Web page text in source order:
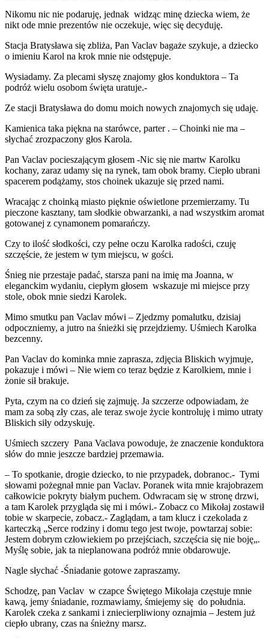
Nikomu nic nie podaruję, jednak widząc minę dziecka wiem, że
nikt ode mnie prezentów nie oczekuje, więc się decyduję.
Stacja Bratysława się zbliża, Pan Vaclav bagaże szykuje, a dziecko
o imieniu Karol na krok mnie nie odstępuje.
Wysiadamy. Za plecami słyszę znajomy głos konduktora – Ta
podróż wielu osobom święta uratuje.-
Ze stacji Bratysława do domu moich nowych znajomych się udaję.
Kamienica taka piękna na starówce, parter . – Choinki nie ma –
słychać zrozpaczony głos Karola.
Pan Vaclav pocieszającym głosem -Nic się nie martw Karolku
kochany, zaraz udamy się na rynek, tam obok bramy. Ciepło ubrani
spacerem podążamy, stos choinek ukazuje się przed nami.
Wracając z choinką miasto pięknie oświetlone przemierzamy. Tu
pieczone kasztany, tam słodkie obwarzanki, a nad wszystkim aromat
gotowanej z cynamonem pomarańczy.
Czy to ilość słodkości, czy pełne oczu Karolka radości, czuję
szczęście, że jestem w tym miejscu, w gości.
Śnieg nie przestaje padać, starsza pani na imię ma Joanna, w
eleganckim wydaniu, ciepłym głosem wskazuje mi miejsce przy
stole, obok mnie siedzi Karolek.
Mimo smutku pan Vaclav mówi – Zjedzmy pomalutku, dzisiaj
odpoczniemy, a jutro na śnieżki się przejdziemy. Uśmiech Karolka
bezcenny.
Pan Vaclav do kominka mnie zaprasza, zdjęcia Bliskich wyjmuje,
pokazuje i mówi – Nie wiem co teraz będzie z Karolkiem, mnie i
żonie sił brakuje.
Pyta, czym na co dzień się zajmuję. Ja szczerze odpowiadam, że
mam za sobą zły czas, ale teraz swoje życie kontroluję i mimo utraty
Bliskich siły odzyskuję.
Uśmiech szczery Pana Vaclava powoduje, że znaczenie konduktora
słów do mnie jeszcze bardziej przemawia.
– To spotkanie, drogie dziecko, to nie przypadek, dobranoc.- Tymi
słowami pożegnał mnie pan Vaclav. Poranek wita mnie krajobrazem
całkowicie pokryty białym puchem. Odwracam się w stronę drzwi,
a tam Karolek przygląda się mi i mówi.- Zobacz co Mikołaj zostawił
tobie w skarpecie, zobacz.- Zaglądam, a tam klucz i czekolada z
karteczką „Serce rodziny i domu tego jest twoje, powtarzaj sobie:
Jestem dobrym człowiekiem po przejściach, szczęścia się nie boję„.
Myślę sobie, jak ta nieplanowana podróż mnie obdarowuje.
Nagle słychać -Śniadanie gotowe zapraszamy.
Schodzę, pan Vaclav w czapce Świętego Mikołaja częstuje mnie
kawą, jemy śniadanie, rozmawiamy, śmiejemy się do południa.
Karolek czeka z sankami i zniecierpliwiony oznajmia – Jestem już
ciepło ubrany, czas na śnieżny marsz.